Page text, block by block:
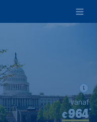
€964*
vanaf